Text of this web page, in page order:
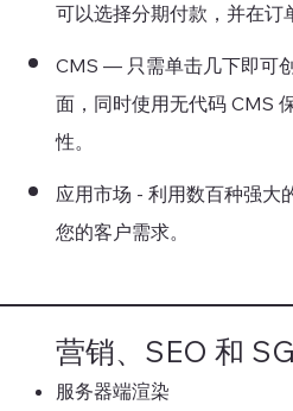
可以选择分期付款，并在订
CMS — 只需单击几下即可
面，同时使用无代码 CMS
性。
应用市场 - 利用数百种强大
您的客户需求。
营销、SEO 和
服务器端渲染